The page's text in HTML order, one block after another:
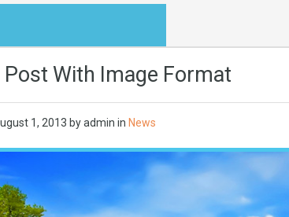
With Image Format
1, 2013 byadmin in News